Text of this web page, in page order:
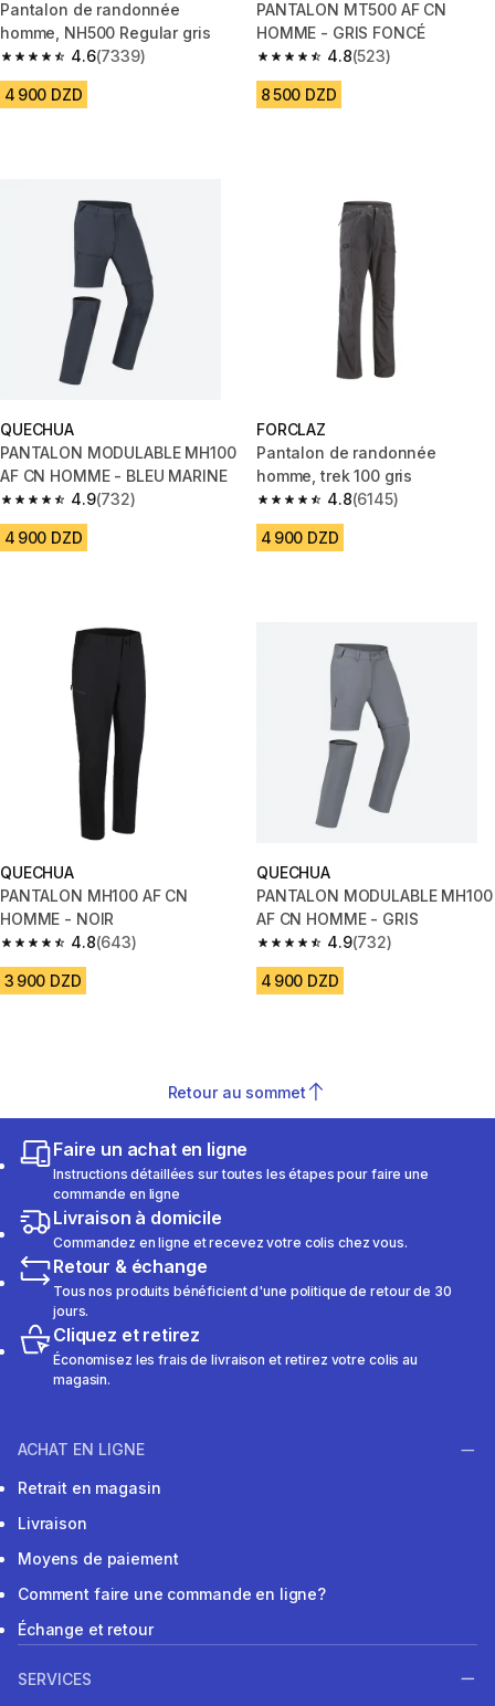
Pantalon de randonnée
homme, NH500 Regular gris
4.6
4.6 out of 5 stars from 7339 reviews
(7339)
4 900 DZD
PANTALON MT500 AF CN
HOMME - GRIS FONCÉ
4.8
4.8 out of 5 stars from 523
(523)
8 500 DZD
QUECHUA
PANTALON MODULABLE MH100
AF CN HOMME - BLEU MARINE
4.9
4.9 out of 5 stars from 732 reviews
(732)
4 900 DZD
FORCLAZ
Pantalon de randonnée
homme, trek 100 gris
4.8
4.8 out of 5 stars from 6145
(6145)
4 900 DZD
QUECHUA
PANTALON MH100 AF CN
HOMME - NOIR
4.8
4.8 out of 5 stars from 643 reviews
(643)
3 900 DZD
QUECHUA
PANTALON MODULABLE MH100
AF CN HOMME - GRIS
4.9
4.9 out of 5 stars from 732
(732)
4 900 DZD
Retour au sommet
Faire un achat en ligne
Instructions détaillées sur toutes les étapes pour faire une
commande en ligne
Livraison à domicile
Commandez en ligne et recevez votre colis chez vous.
Retour & échange
Tous nos produits bénéficient d'une politique de retour de 30
jours.
Cliquez et retirez
Économisez les frais de livraison et retirez votre colis au
magasin.
ACHAT EN LIGNE
Retrait en magasin
Livraison
Moyens de paiement
Comment faire une commande en ligne?
Échange et retour
SERVICES